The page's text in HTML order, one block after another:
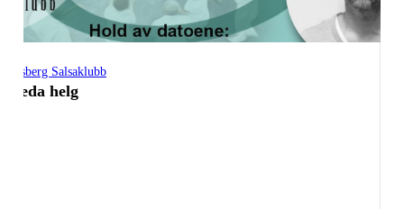
Tønsberg Salsaklubb
Rueda helg